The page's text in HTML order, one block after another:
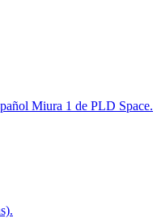
Miura 1 de PLD Space.